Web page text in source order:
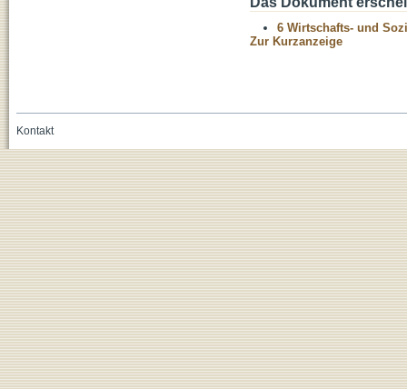
6 Wirtschafts- und
Zur Kurzanzeige
Kontakt